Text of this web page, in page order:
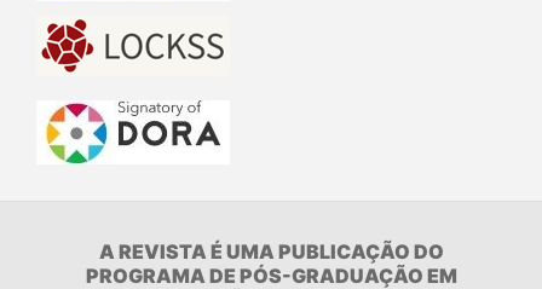
A REVISTA É UMA PUBLICAÇÃO DO
PROGRAMA DE PÓS-GRADUAÇÃO EM